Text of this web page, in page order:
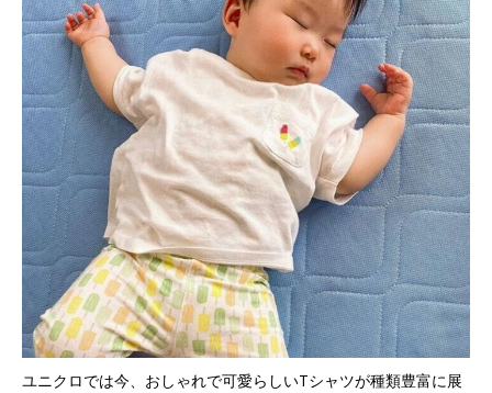
ユニクロでは今、おしゃれで可愛らしいTシャツが種類豊富に展